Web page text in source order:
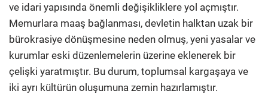
ve idari yapısında önemli değişikliklere yol açmıştır.
Memurlara maaş bağlanması, devletin halktan uzak bir
bürokrasiye dönüşmesine neden olmuş, yeni yasalar ve
kurumlar eski düzenlemelerin üzerine eklenerek bir
çelişki yaratmıştır. Bu durum, toplumsal kargaşaya ve
iki ayrı kültürün oluşumuna zemin hazırlamıştır.